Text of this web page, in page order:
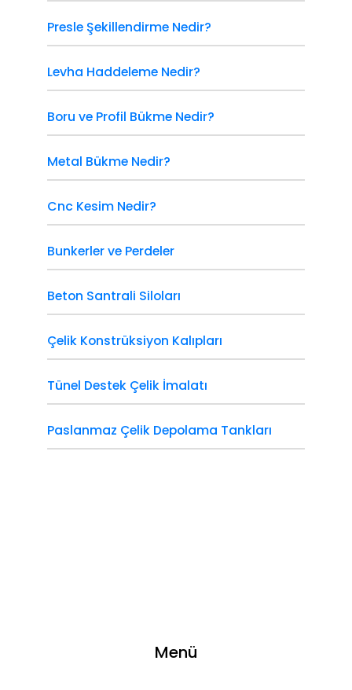
Presle Şekillendirme Nedir?
Levha Haddeleme Nedir?
Boru ve Profil Bükme Nedir?
Metal Bükme Nedir?
Cnc Kesim Nedir?
Bunkerler ve Perdeler
Beton Santrali Siloları
Çelik Konstrüksiyon Kalıpları
Tünel Destek Çelik İmalatı
Paslanmaz Çelik Depolama Tankları
Menü